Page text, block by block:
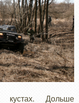
кустах. Дольше